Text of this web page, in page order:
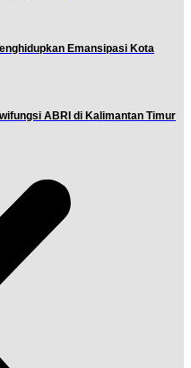
Emansipasi Kota
ABRI di Kalimantan Timur